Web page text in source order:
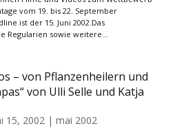
vom 19. bis 22. September
ist der 15. Juni 2002.Das
Regularien sowie weitere...
– von Pflanzenheilern und
von Ulli Selle und Katja
15, 2002| mai 2002